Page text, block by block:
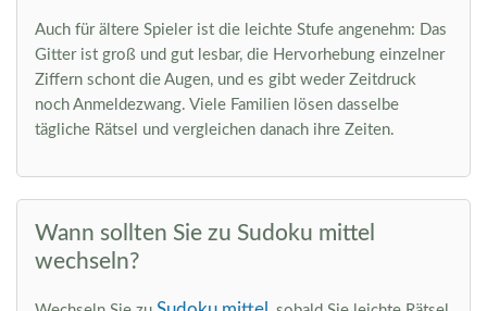
Auch für ältere Spieler ist die leichte Stufe angenehm: Das
Gitter ist groß und gut lesbar, die Hervorhebung einzelner
Ziffern schont die Augen, und es gibt weder Zeitdruck
noch Anmeldezwang. Viele Familien lösen dasselbe
tägliche Rätsel und vergleichen danach ihre Zeiten.
Wann sollten Sie zu Sudoku mittel
wechseln?